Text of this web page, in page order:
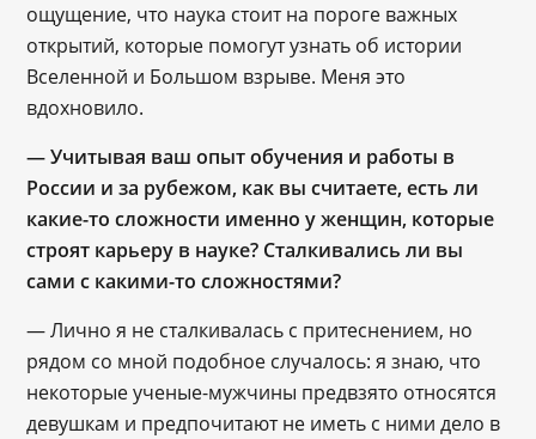
ощущение, что наука стоит на пороге важных
открытий, которые помогут узнать об истории
Вселенной и Большом взрыве. Меня это
вдохновило.
― Учитывая ваш опыт обучения и работы в
России и за рубежом, как вы считаете, есть ли
какие-то сложности именно у женщин, которые
строят карьеру в науке? Сталкивались ли вы
сами с какими-то сложностями?
— Лично я не сталкивалась с притеснением, но
рядом со мной подобное случалось: я знаю, что
некоторые ученые-мужчины предвзято относятся
девушкам и предпочитают не иметь с ними дело в